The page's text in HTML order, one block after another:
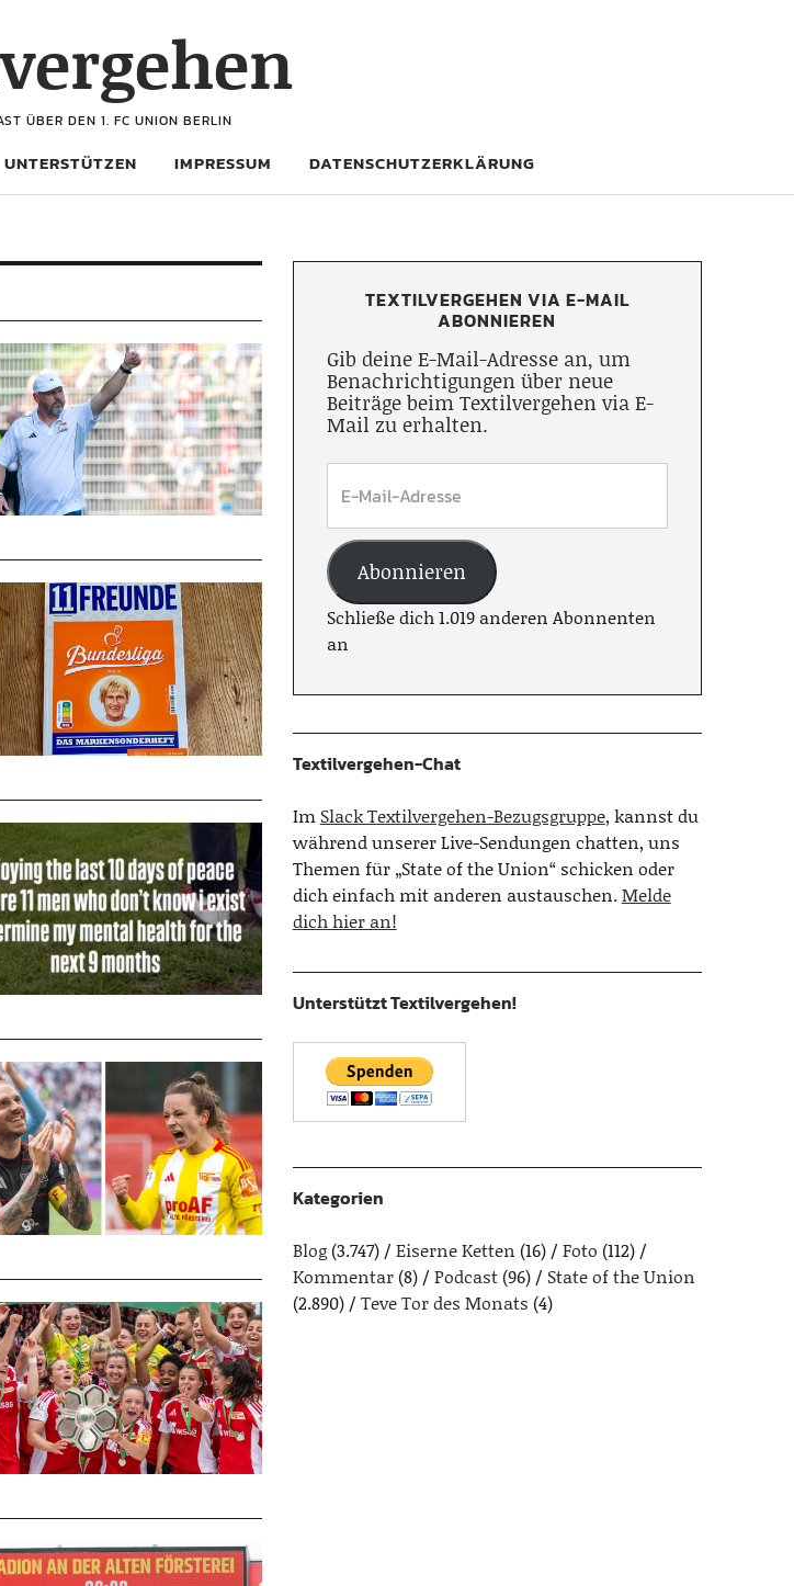
ÜBER DEN 1. FC UNION BERLIN
UNTERSTÜTZEN IMPRESSUM DATENSCHUTZERKLÄRUNG
TEXTILVERGEHEN VIA E-MAIL
ABONNIEREN
Gib deine E-Mail-Adresse an, um
Benachrichtigungen über neue
Beiträge beim Textilvergehen via E-
Mail zu erhalten.
Abonnieren
Schließe dich 1.019 anderen Abonnenten
an
Textilvergehen-Chat
Im Slack Textilvergehen-Bezugsgruppe, kannst du
während unserer Live-Sendungen chatten, uns
Themen für „State of the Union“ schicken oder
dich einfach mit anderen austauschen.Melde
dich hier an!
Unterstützt Textilvergehen!
Kategorien
Blog(3.747) Eiserne Ketten (16) Foto (112)
Kommentar(8) Podcast(96)
State of the Union
(2.890)
Teve Tor des Monats (4)